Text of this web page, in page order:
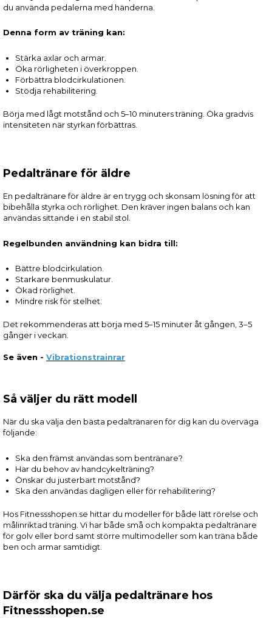
du använda pedalerna med händerna.
Denna form av träning kan:
Stärka axlar och armar.
Öka rörligheten i överkroppen.
Förbättra blodcirkulationen.
Stödja rehabilitering.
Börja med lågt motstånd och 5–10 minuters träning. Öka gradvis
intensiteten när styrkan förbättras.
Pedaltränare för äldre
En pedaltränare för äldre är en trygg och skonsam lösning för att
bibehålla styrka och rörlighet. Den kräver ingen balans och kan
användas sittande i en stabil stol.
Regelbunden användning kan bidra till:
Bättre blodcirkulation.
Starkare benmuskulatur.
Ökad rörlighet.
Mindre risk för stelhet.
Det rekommenderas att börja med 5–15 minuter åt gången, 3–5
gånger i veckan.
Se även - Vibrationstrainrar
Så väljer du rätt modell
När du ska välja den bästa pedaltränaren för dig kan du överväga
följande:
Ska den främst användas som bentränare?
Har du behov av handcykelträning?
Önskar du justerbart motstånd?
Ska den användas dagligen eller för rehabilitering?
Hos Fitnessshopen.se hittar du modeller för både lätt rörelse och
målinriktad träning. Vi har både små och kompakta pedaltränare
för golv eller bord samt större multimodeller som kan träna både
ben och armar samtidigt.
Därför ska du välja pedaltränare hos
Fitnessshopen.se